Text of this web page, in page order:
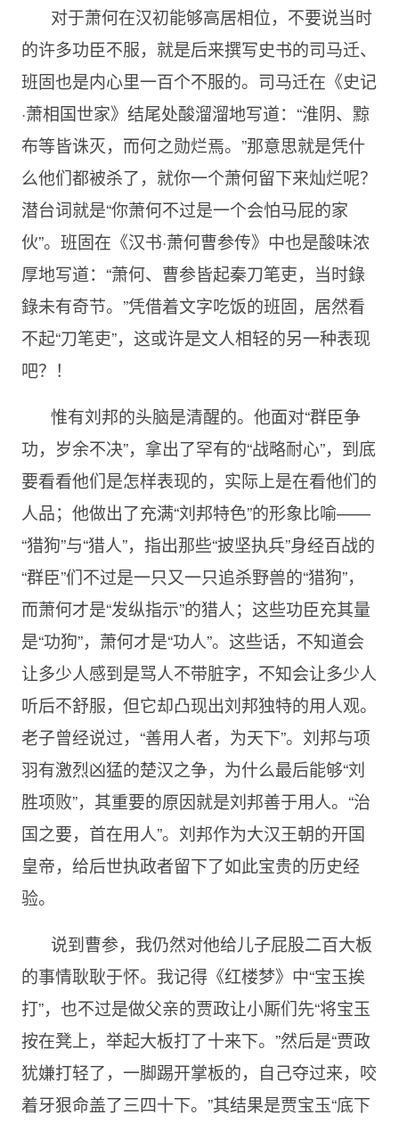
对于萧何在汉初能够高居相位，不要说当时
的许多功臣不服，就是后来撰写史书的司马迁、
班固也是内心里一百个不服的。司马迁在《史记
·萧相国世家》结尾处酸溜溜地写道：“淮阴、黥
布等皆诛灭，而何之勋烂焉。”那意思就是凭什
么他们都被杀了，就你一个萧何留下来灿烂呢？
潜台词就是“你萧何不过是一个会怕马屁的家
伙”。班固在《汉书·萧何曹参传》中也是酸味浓
厚地写道：“萧何、曹参皆起秦刀笔吏，当时錄
錄未有奇节。”凭借着文字吃饭的班固，居然看
不起“刀笔吏”，这或许是文人相轻的另一种表现
吧？！
惟有刘邦的头脑是清醒的。他面对“群臣争
功，岁余不决”，拿出了罕有的“战略耐心”，到底
要看看他们是怎样表现的，实际上是在看他们的
人品；他做出了充满“刘邦特色”的形象比喻——
“猎狗”与“猎人”，指出那些“披坚执兵”身经百战的
“群臣”们不过是一只又一只追杀野兽的“猎狗”，
而萧何才是“发纵指示”的猎人；这些功臣充其量
是“功狗”，萧何才是“功人”。这些话，不知道会
让多少人感到是骂人不带脏字，不知会让多少人
听后不舒服，但它却凸现出刘邦独特的用人观。
老子曾经说过，“善用人者，为天下”。刘邦与项
羽有激烈凶猛的楚汉之争，为什么最后能够“刘
胜项败”，其重要的原因就是刘邦善于用人。“治
国之要，首在用人”。刘邦作为大汉王朝的开国
皇帝，给后世执政者留下了如此宝贵的历史经
验。
说到曹参，我仍然对他给儿子屁股二百大板
的事情耿耿于怀。我记得《红楼梦》中“宝玉挨
打”，也不过是做父亲的贾政让小厮们先“将宝玉
按在凳上，举起大板打了十来下。”然后是“贾政
犹嫌打轻了，一脚踢开掌板的，自己夺过来，咬
着牙狠命盖了三四十下。”其结果是贾宝玉“底下